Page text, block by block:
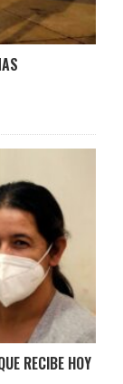
RECIBE HOY